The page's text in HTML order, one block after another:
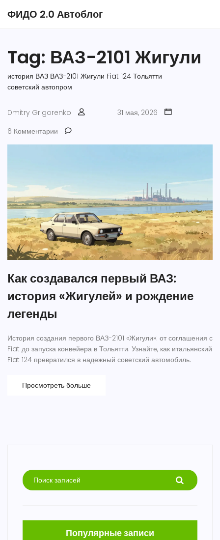
ФИДО 2.0 Автоблог
Tag: ВАЗ-2101 Жигули
история ВАЗ ВАЗ-2101 Жигули Fiat 124 Тольятти
советский автопром
Dmitry Grigorenko
31 мая, 2026
6 Комментарии
Как создавался первый ВАЗ:
история «Жигулей» и рождение
легенды
История создания первого ВАЗ-2101 «Жигули»: от соглашения с
Fiat до запуска конвейера в Тольятти. Узнайте, как итальянский
Fiat 124 превратился в надежный советский автомобиль.
Просмотреть больше
Популярные записи